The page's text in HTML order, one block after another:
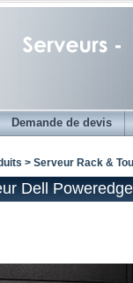
Demande de devis
> Serveur Rack &
Dell